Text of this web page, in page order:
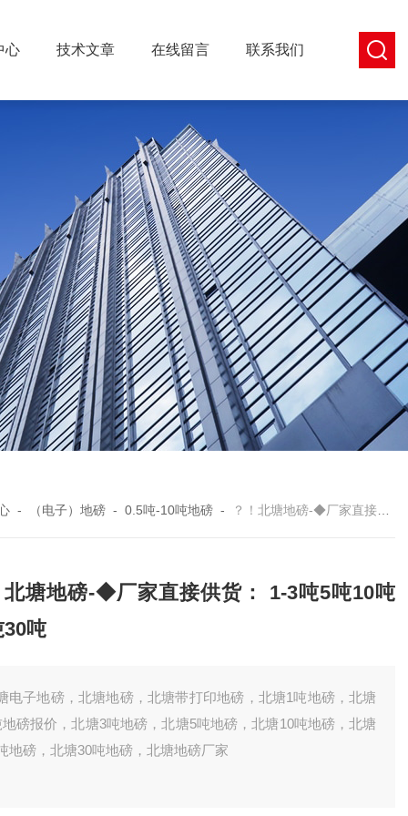
心 技术文章 在线留言 联系我们
- （电子）地磅 -0.5吨-10吨地磅 - ？！北塘地磅-◆厂家直接供货： 1-3吨5吨10吨20吨30吨
北塘地磅-◆厂家直接供货： 1-3吨5吨10吨
30吨
电子地磅，北塘地磅，北塘带打印地磅，北塘1吨地磅，北塘
磅报价，北塘3吨地磅，北塘5吨地磅，北塘10吨地磅，北塘
地磅，北塘30吨地磅，北塘地磅厂家